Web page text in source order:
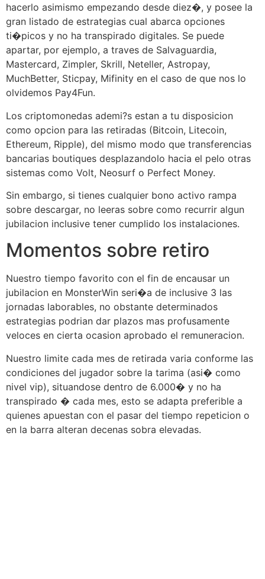
hacerlo asimismo empezando desde diez�, y posee la
gran listado de estrategias cual abarca opciones
ti�picos y no ha transpirado digitales. Se puede
apartar, por ejemplo, a traves de Salvaguardia,
Mastercard, Zimpler, Skrill, Neteller, Astropay,
MuchBetter, Sticpay, Mifinity en el caso de que nos lo
olvidemos Pay4Fun.
Los criptomonedas ademi?s estan a tu disposicion
como opcion para las retiradas (Bitcoin, Litecoin,
Ethereum, Ripple), del mismo modo que transferencias
bancarias boutiques desplazandolo hacia el pelo otras
sistemas como Volt, Neosurf o Perfect Money.
Sin embargo, si tienes cualquier bono activo rampa
sobre descargar, no leeras sobre como recurrir algun
jubilacion inclusive tener cumplido los instalaciones.
Momentos sobre retiro
Nuestro tiempo favorito con el fin de encausar un
jubilacion en MonsterWin seri�a de inclusive 3 las
jornadas laborables, no obstante determinados
estrategias podrian dar plazos mas profusamente
veloces en cierta ocasion aprobado el remuneracion.
Nuestro limite cada mes de retirada varia conforme las
condiciones del jugador sobre la tarima (asi� como
nivel vip), situandose dentro de 6.000� y no ha
transpirado � cada mes, esto se adapta preferible a
quienes apuestan con el pasar del tiempo repeticion o
en la barra alteran decenas sobra elevadas.